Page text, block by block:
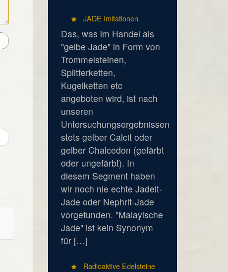
JADE Imitationen
Das, was im Handel als
"gelbe Jade" in Form von
Trommelsteinen,
Splitterketten,
Kugelketten etc
angeboten wird, ist nach
unseren
Untersuchungsergebnissen
stets gelber Calcit oder
gelber Chalcedon (gefärbt
oder ungefärbt). In
diesem Segment haben
wir noch nie echte Jadeit-
Jade oder Nephrit-Jade
vorgefunden. "Malayische
Jade" ist kein Synonym
für […]
Radioaktive Edelsteine